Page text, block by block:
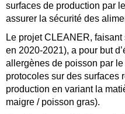
surfaces de production par
assurer la sécurité des
Le projet CLEANER,
en 2020-2021), a pour but
allergènes de poisson par
protocoles sur des surfaces
production en variant la
maigre / poisson gras).